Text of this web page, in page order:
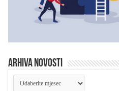
ARHIVA NOVOSTI
ARHIVA
NOVOSTI